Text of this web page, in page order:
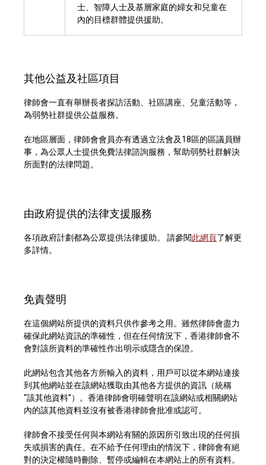
士、智障人士及基層家庭的婦女和兒童在
內的目標群體提供援助。
其他公益及社區項目
律師會一直有舉辦長者探訪活動、社區講座、兒童活動等，
為弱勢社群提供公益服務。
在地區層面，律師會會員亦有透過立法會及18區的區議員辦
事，為公眾人士提供免費法律諮詢服務，幫助弱勢社群解決
所面對的法律問題。
由政府提供的法律支援服務
各項政府計劃都為公眾提供法律援助。 請參閱此網頁了解更
多詳情。
免責聲明
在這個網站所提供的資料只供作參考之用。雖然律師會盡力
確保此網站資訊的準確性，但在任何情況下，香港律師會不
會對該所資料的準確性作出明示或隱含的保證。
此網站包含其他各方所輸入的資料，用戶可以從本網站連接
到其他網站並在該網站獲取由其他各方提供的資訊（統稱
“該其他資料”）。香港律師會明確聲明在該網站或相關網站
內的該其他資料並沒有被香港律師會批准或認可。
律師會不接受任何與本網站有關的原因所引致出現的任何損
失或損害的責任。在不給予任何理由的情況下，律師會有絕
對的決定權隨時刪除、暫停或編輯在本網站上的所有資料。